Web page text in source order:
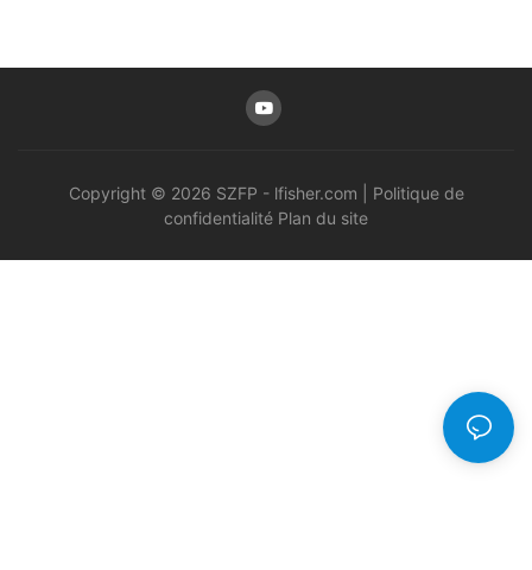
Copyright © 2026 SZFP - lfisher.com
Politique de
confidentialité Plan du site